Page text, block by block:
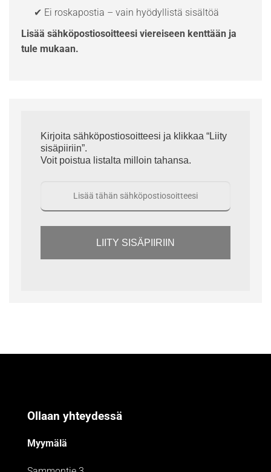
✔ Ei roskapostia – vain hyödyllistä sisältöä
Lisää sähköpostiosoitteesi viereiseen kenttään ja
tule mukaan.
Kirjoita sähköpostiosoitteesi ja klikkaa “Liity
sisäpiiriin”.
Voit poistua listalta milloin tahansa.
LIITY SISÄPIIRIIN
Ollaan yhteydessä
Myymälä